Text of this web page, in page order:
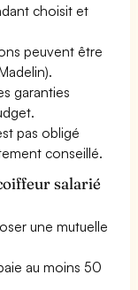
choisit et
peuvent être
garanties
pas obligé
conseillé.
salarié
une mutuelle
au moins 50